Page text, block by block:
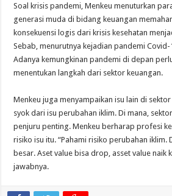
Soal krisis pandemi, Menkeu menuturkan
generasi muda di bidang keuangan
konsekuensi logis dari krisis kesehatan
Sebab, menurutnya kejadian pandemi
Adanya kemungkinan pandemi di depan
menentukan langkah dari sektor keuangan.
Menkeu juga menyampaikan isu lain di
syok dari isu perubahan iklim. Di mana,
penjuru penting. Menkeu berharap profesi
risiko isu itu. “Pahami risiko perubahan iklim.
besar. Aset value bisa drop, asset value naik
jawabnya.